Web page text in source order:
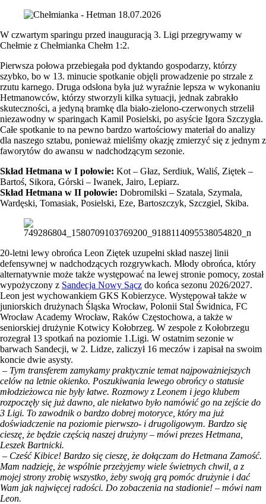
W czwartym sparingu przed inauguracją 3. Ligi przegrywamy w
Chełmie z Chełmianka Chełm 1:2.
Pierwsza połowa przebiegała pod dyktando gospodarzy, którzy
szybko, bo w 13. minucie spotkanie objęli prowadzenie po strzale z
rzutu karnego. Druga odsłona była już wyraźnie lepsza w wykonaniu
Hetmanowców, którzy stworzyli kilka sytuacji, jednak zabrakło
skuteczności, a jedyną bramkę dla biało-zielono-czerwonych strzelił
niezawodny w sparingach Kamil Posielski, po asyście Igora Szczygła.
Całe spotkanie to na pewno bardzo wartościowy materiał do analizy
dla naszego sztabu, ponieważ mieliśmy okazję zmierzyć się z jednym z
faworytów do awansu w nadchodzącym sezonie.
Skład Hetmana w I połowie: Kot – Głaz, Serdiuk, Waliś, Ziętek –
Bartoś, Sikora, Górski – Iwanek, Jairo, Lepiarz.
Skład Hetmana w II połowie: Dobromilski – Szatala, Szymala,
Wardęski, Tomasiak, Posielski, Eze, Bartoszczyk, Szczgiel, Skiba.
20-letni lewy obrońca Leon Ziętek uzupełni skład naszej linii
defensywnej w nadchodzących rozgrywkach. Młody obrońca, który
alternatywnie może także występować na lewej stronie pomocy, został
wypożyczony z Sandecja Nowy Sącz do końca sezonu 2026/2027.
Leon jest wychowankiem GKS Kobierzyce. Występował także w
juniorskich drużynach Śląska Wrocław, Polonii Stal Świdnica, FC
Wrocław Academy Wrocław, Raków Częstochowa, a także w
seniorskiej drużynie Kotwicy Kołobrzeg. W zespole z Kołobrzegu
rozegrał 13 spotkań na poziomie 1.Ligi. W ostatnim sezonie w
barwach Sandecji, w 2. Lidze, zaliczył 16 meczów i zapisał na swoim
koncie dwie asysty.
– Tym transferem zamykamy praktycznie temat najpoważniejszych
celów na letnie okienko. Poszukiwania lewego obrońcy o statusie
młodzieżowca nie były łatwe. Rozmowy z Leonem i jego klubem
rozpoczęły się już dawno, ale niełatwo było namówić go na zejście do
3 Ligi. To zawodnik o bardzo dobrej motoryce, który ma już
doświadczenie na poziomie pierwszo- i drugoligowym. Bardzo się
cieszę, że będzie częścią naszej drużyny – mówi prezes Hetmana,
Leszek Bartnicki.
– Cześć Kibice! Bardzo się cieszę, że dołączam do Hetmana Zamość.
Mam nadzieję, że wspólnie przeżyjemy wiele świetnych chwil, a z
mojej strony zrobię wszystko, żeby swoją grą pomóc drużynie i dać
Wam jak najwięcej radości. Do zobaczenia na stadionie! – mówi nam
Leon.